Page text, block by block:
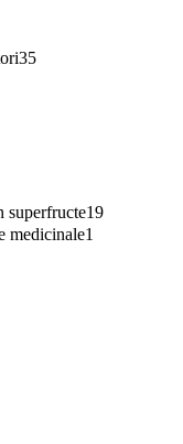
35
superfructe19
medicinale1